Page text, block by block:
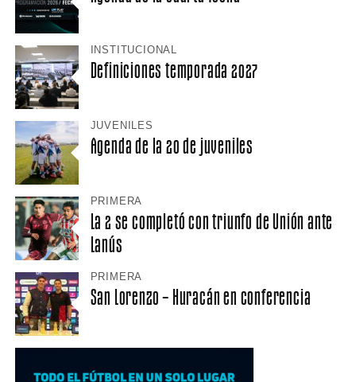
INSTITUCIONAL
Definiciones temporada 2027
JUVENILES
Agenda de la 20 de juveniles
PRIMERA
La 2 se completó con triunfo de Unión ante
Lanús
PRIMERA
San Lorenzo – Huracán en conferencia